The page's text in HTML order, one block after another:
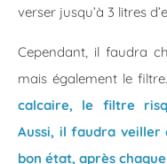
verser jusqu’à 3 litres
Cependant, il faudra
mais également le filtre.
calcaire, le filtre
Aussi, il faudra veiller
bon état, après